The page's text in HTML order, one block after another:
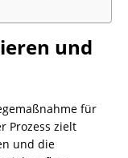
und
für
Prozess zielt
und die